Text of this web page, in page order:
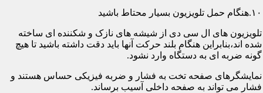
۱۰.هنگام حمل تلویزیون بسیار محتاط باشید
تلویزیون های ال سی دی از شیشه های نازک و شکننده ای ساخته
شده اند،بنابراین هنگام بلند حرکت آنها باید دقت داشته باشید تا هیچ
گونه ضربه ای به دستگاه وارد نشود.
نمایشگرهای صفحه تخت به فشار و ضربه فیزیکی حساس هستند و
فشار می تواند به صفحه داخلی آسیب برساند.